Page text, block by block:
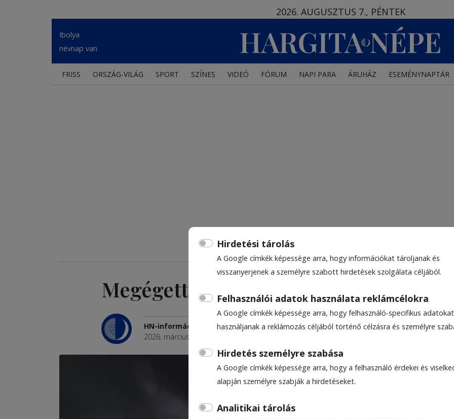
Hirdetési tárolás
A Google címkék képessége arra, hogy információkat tároljanak és
visszanyerjenek a személyre szabott hirdetések szolgálata céljából.
Felhasználói adatok használata reklámcélokra
A Google címkék képessége arra, hogy felhasználó-specifikus adatokat
használjanak a reklámozás céljából történő célzásra és személyre
Hirdetés személyre szabása
A Google címkék képessége arra, hogy a felhasználó érdekei és
alapján személyre szabják a hirdetéseket.
Analitikai tárolás
2026. AUGUSZTUS 7., PÉNTEK
Ibolya
névnap van
FRISS ORSZÁG-VILÁG SPORT SZÍNES VIDEÓ FÓRUM NAPI PARA ÁRUHÁZ ESEMÉNYNAPTÁR
Megégett a tulajdonos keze
HN-információ
2026. március 25., 7:09